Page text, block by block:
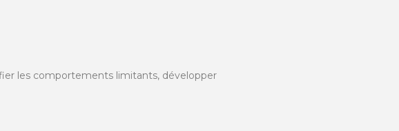
les comportements limitants, développer